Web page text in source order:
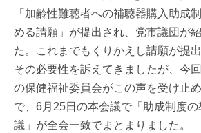
「加齢性難聴者への補聴器購入助成
める請願」が提出され、党市議団が
た。これまでもくりかえし請願が提
その必要性を訴えてきましたが、今
の保健福祉委員会がこの声を受け止
で、6月25日の本会議で「助成制度
議」が全会一致でまとまりました。